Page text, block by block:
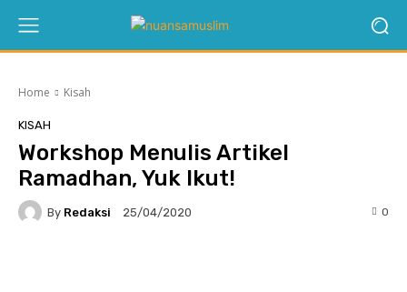
Home Kisah
KISAH
Workshop Menulis Artikel
Ramadhan, Yuk Ikut!
By Redaksi 25/04/2020 0